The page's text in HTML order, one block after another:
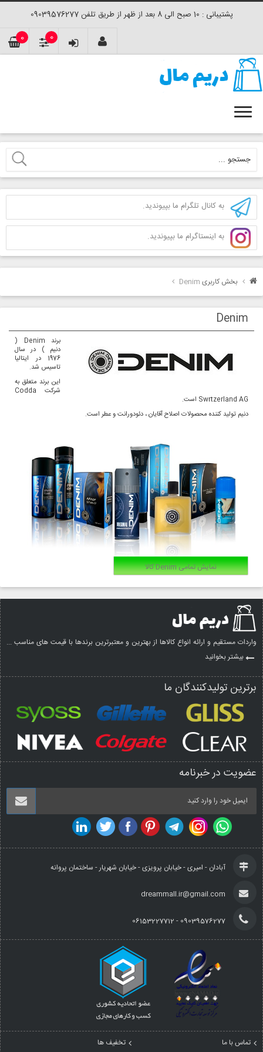
پشتیبانی : 10 صبح الی 8 بعد از ظهر از طریق تلفن 09039576277
0 0
به کانال تلگرام ما بپیوندید.
به اینستاگرام ما بپیوندید.
بخش کاربری Denim
Denim
برند Denim (
دنیم ) در سال
1976 در ایتالیا
تاسیس شد.
این برند متعلق به
شرکت Codda
Swrtzerland AG است.
دنیم تولید کننده محصولات اصلاح آقایان ، دئودورانت و عطر است.
نمایش تمامی Denim کالا
واردات مستقیم و ارائه انواع کالاها از بهترین و معتبرترین برندها با قیمت های مناسب ...
بیشتر بخوانید
برترین تولیدکنندگان ما
عضویت در خبرنامه
آبادان - امیری - خیابان پرویزی - خیابان شهریار - ساختمان پروانه
dreammall.ir@gmail.com
09039576277 - 06153227712
تماس با ما
تخفیف ها